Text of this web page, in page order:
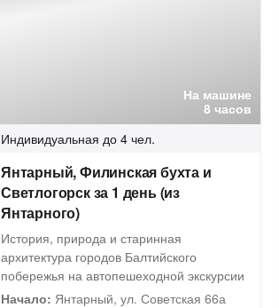
На машине
8 часов
Индивидуальная до 4 чел.
Янтарный, Филинская бухта и
Светлогорск за 1 день (из
Янтарного)
История, природа и старинная
архитектура городов Балтийского
побережья на автопешеходной экскурсии
Начало: Янтарный, ул. Советская 66а